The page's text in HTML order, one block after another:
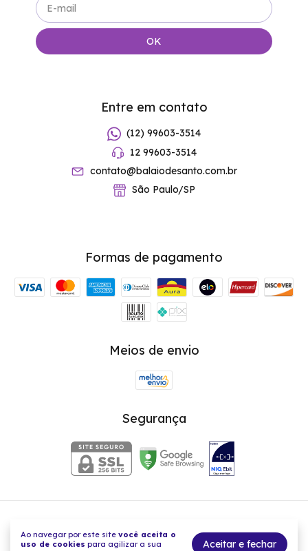
Ao navegar por este site você aceita o
uso de cookies para agilizar a sua
Aceitar e fechar
Entre em contato
(12) 99603-3514
12 99603-3514
contato@balaiodesanto.com.br
São Paulo/SP
Formas de pagamento
Meios de envio
Segurança
©2026. Balaio Mix - 36131380000140. Todos os direitos reservados.